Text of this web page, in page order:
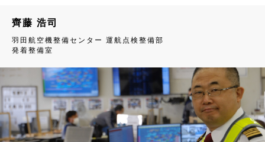
齊藤 浩司
羽田航空機整備センター 運航点検整備部
発着整備室